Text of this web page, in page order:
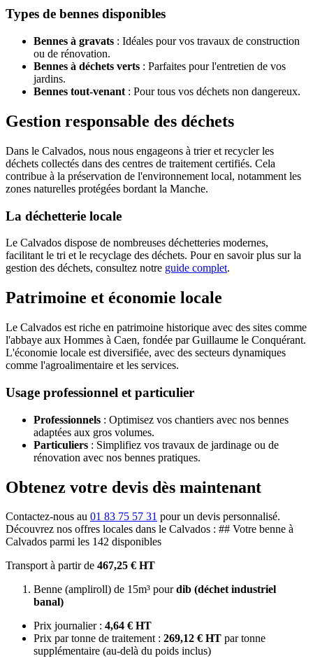
Types de bennes disponibles
Bennes à gravats : Idéales pour vos travaux de construction
ou de rénovation.
Bennes à déchets verts : Parfaites pour l'entretien de vos
jardins.
Bennes tout-venant : Pour tous vos déchets non dangereux.
Gestion responsable des déchets
Dans le Calvados, nous nous engageons à trier et recycler les
déchets collectés dans des centres de traitement certifiés. Cela
contribue à la préservation de l'environnement local, notamment les
zones naturelles protégées bordant la Manche.
La déchetterie locale
Le Calvados dispose de nombreuses déchetteries modernes,
facilitant le tri et le recyclage des déchets. Pour en savoir plus sur la
gestion des déchets, consultez notre guide complet.
Patrimoine et économie locale
Le Calvados est riche en patrimoine historique avec des sites comme
l'abbaye aux Hommes à Caen, fondée par Guillaume le Conquérant.
L'économie locale est diversifiée, avec des secteurs dynamiques
comme l'agroalimentaire et les services.
Usage professionnel et particulier
Professionnels : Optimisez vos chantiers avec nos bennes
adaptées aux gros volumes.
Particuliers : Simplifiez vos travaux de jardinage ou de
rénovation avec nos bennes pratiques.
Obtenez votre devis dès maintenant
Contactez-nous au 01 83 75 57 31 pour un devis personnalisé.
Découvrez nos offres locales dans le Calvados : ## Votre benne à
Calvados parmi les 142 disponibles
Transport à partir de 467,25 € HT
Benne (ampliroll) de 15m³ pourdib (déchet industriel
banal)
Prix journalier : 4,64 € HT
Prix par tonne de traitement : 269,12 € HT par tonne
supplémentaire (au-delà du poids inclus)